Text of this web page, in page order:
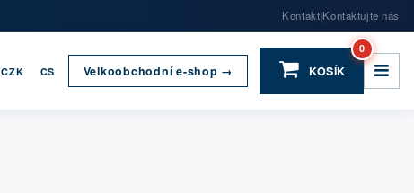
Kontakt|Kontaktujte nás
CZK CS Velkoobchodní e-shop → KOŠÍK
0